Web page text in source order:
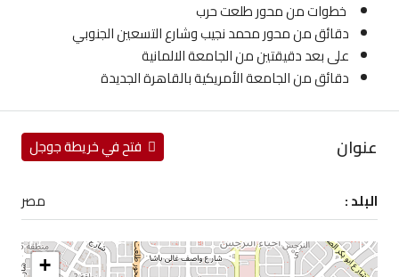
خطوات من محور طلعت حرب
دقائق من محور محمد نجيب وشارع التسعين الجنوبي
على بعد دقيقتين من الجامعة الالمانية
دقائق من الجامعة الأمريكية بالقاهرة الجديدة
عنوان فتح في خريطة جوجل
البلد : مصر
+